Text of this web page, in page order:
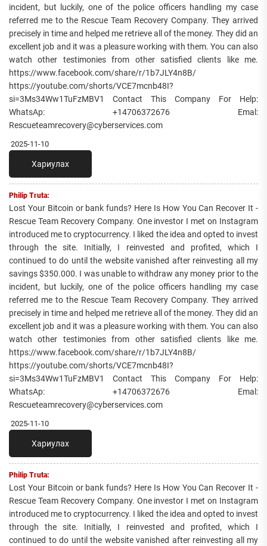
incident, but luckily, one of the police officers handling my case
referred me to the Rescue Team Recovery Company. They arrived
precisely in time and helped me retrieve all of the money. They did an
excellent job and it was a pleasure working with them. You can also
watch other testimonies from other satisfied clients like me.
https://www.facebook.com/share/r/1b7JLY4n8B/
https://youtube.com/shorts/VCE7mcnb48I?
si=3Ms34Ww1TuFzMBV1 Contact This Company For Help:
WhatsAp: +14706372676 Emal:
Rescueteamrecovery@cyberservices.com
2025-11-10
Хариулах
Philip Truta:
Lost Your Bitcoin or bank funds? Here Is How You Can Recover It -
Rescue Team Recovery Company. One investor I met on Instagram
introduced me to cryptocurrency. I liked the idea and opted to invest
through the site. Initially, I reinvested and profited, which I
continued to do until the website vanished after reinvesting all my
savings $350.000. I was unable to withdraw any money prior to the
incident, but luckily, one of the police officers handling my case
referred me to the Rescue Team Recovery Company. They arrived
precisely in time and helped me retrieve all of the money. They did an
excellent job and it was a pleasure working with them. You can also
watch other testimonies from other satisfied clients like me.
https://www.facebook.com/share/r/1b7JLY4n8B/
https://youtube.com/shorts/VCE7mcnb48I?
si=3Ms34Ww1TuFzMBV1 Contact This Company For Help:
WhatsAp: +14706372676 Emal:
Rescueteamrecovery@cyberservices.com
2025-11-10
Хариулах
Philip Truta:
Lost Your Bitcoin or bank funds? Here Is How You Can Recover It -
Rescue Team Recovery Company. One investor I met on Instagram
introduced me to cryptocurrency. I liked the idea and opted to invest
through the site. Initially, I reinvested and profited, which I
continued to do until the website vanished after reinvesting all my